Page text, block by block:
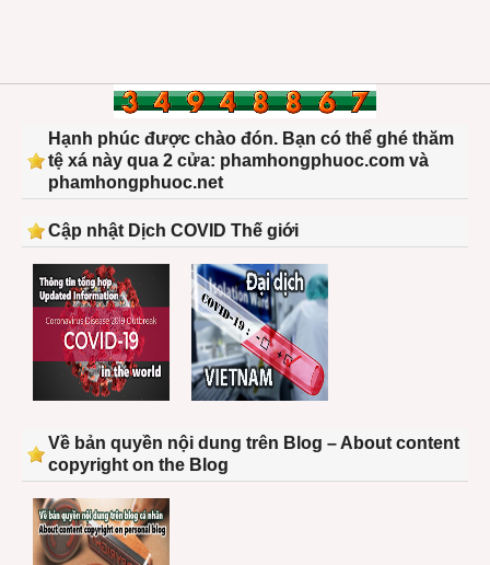
Hạnh phúc được chào đón. Bạn có thể ghé thăm
tệ xá này qua 2 cửa: phamhongphuoc.com và
phamhongphuoc.net
Cập nhật Dịch COVID Thế giới
Về bản quyền nội dung trên Blog – About content
copyright on the Blog